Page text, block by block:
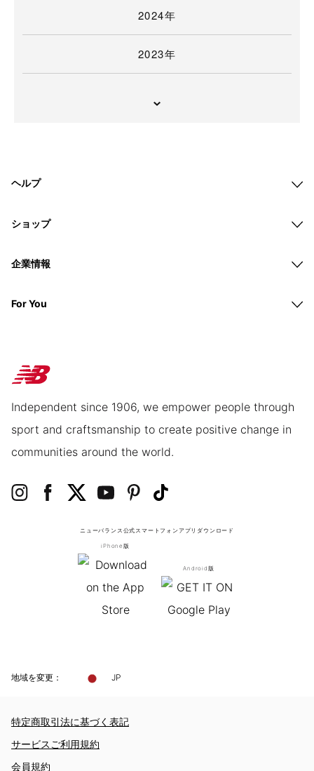
2024年
2023年
ヘルプ
ショップ
企業情報
For You
Independent since 1906, we empower people through
sport and craftsmanship to create positive change in
communities around the world.
ニューバランス公式スマートフォンアプリ ダウンロード
iPhone版
Android版
地域を変更： JP
特定商取引法に基づく表記
サービスご利用規約
会員規約